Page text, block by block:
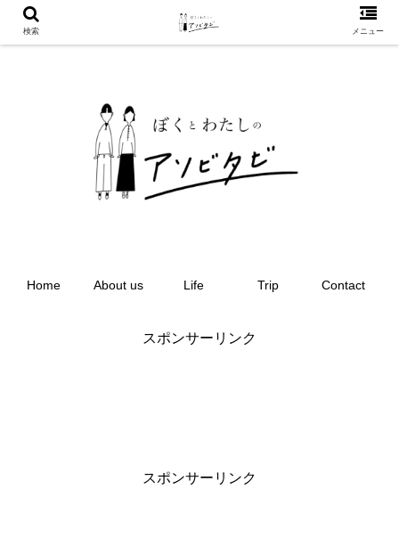
Home About us Life Trip Contact
スポンサーリンク
スポンサーリンク
検索 メニュー